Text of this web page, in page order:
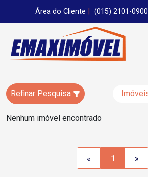
Área do Cliente (015) 2101-0900
Refinar Pesquisa
Nenhum imóvel encontrado
« 1 »